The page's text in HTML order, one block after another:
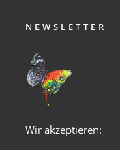
NEWSLETTER
Wir akzeptieren: